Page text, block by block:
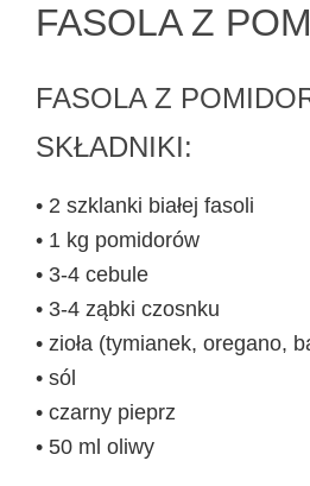
FASOLA Z
FASOLA Z
SKŁADNIKI:
• 2 szklanki białej fasoli
• 1 kg pomidorów
• 3-4 cebule
• 3-4 ząbki czosnku
• zioła (tymianek, oregano,
• sól
• czarny pieprz
• 50 ml oliwy